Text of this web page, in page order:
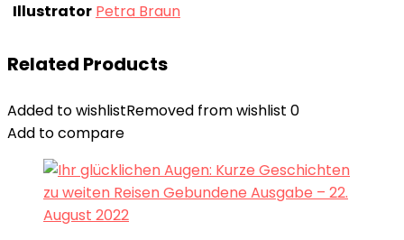
Illustrator Petra Braun
Related Products
Added to wishlistRemoved from wishlist 0
Add to compare